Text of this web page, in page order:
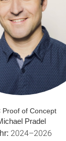
Proof of Concept
Pradel
2024–2026